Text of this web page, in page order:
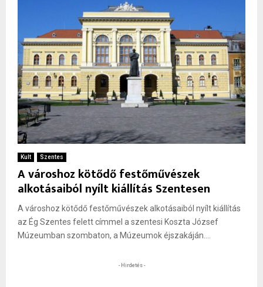
Kult Szentes
A városhoz kötődő festőművészek
alkotásaiból nyílt kiállítás Szentesen
A városhoz kötődő festőművészek alkotásaiból nyílt kiállítás
az Ég Szentes felett címmel a szentesi Koszta József
Múzeumban szombaton, a Múzeumok éjszakáján....
- Hirdetés -